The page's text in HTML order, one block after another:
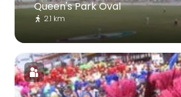
Queen's Park Oval
2.1 km